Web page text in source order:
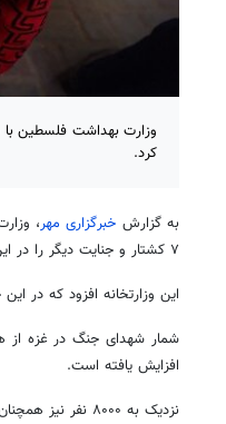
وزارت بهداشت فلسطین با
کرد.
به گزارش خبرگزاری مهر
۷ کشتار و جنایت دیگر را در این باریکه مرتکب شده است.
این وزارتخانه افزود که در این حملات ۷۱ فلسطینی به شهادت رسیده و ۱۰۲
افزایش یافته است.
نزدیک به ۸۰۰۰